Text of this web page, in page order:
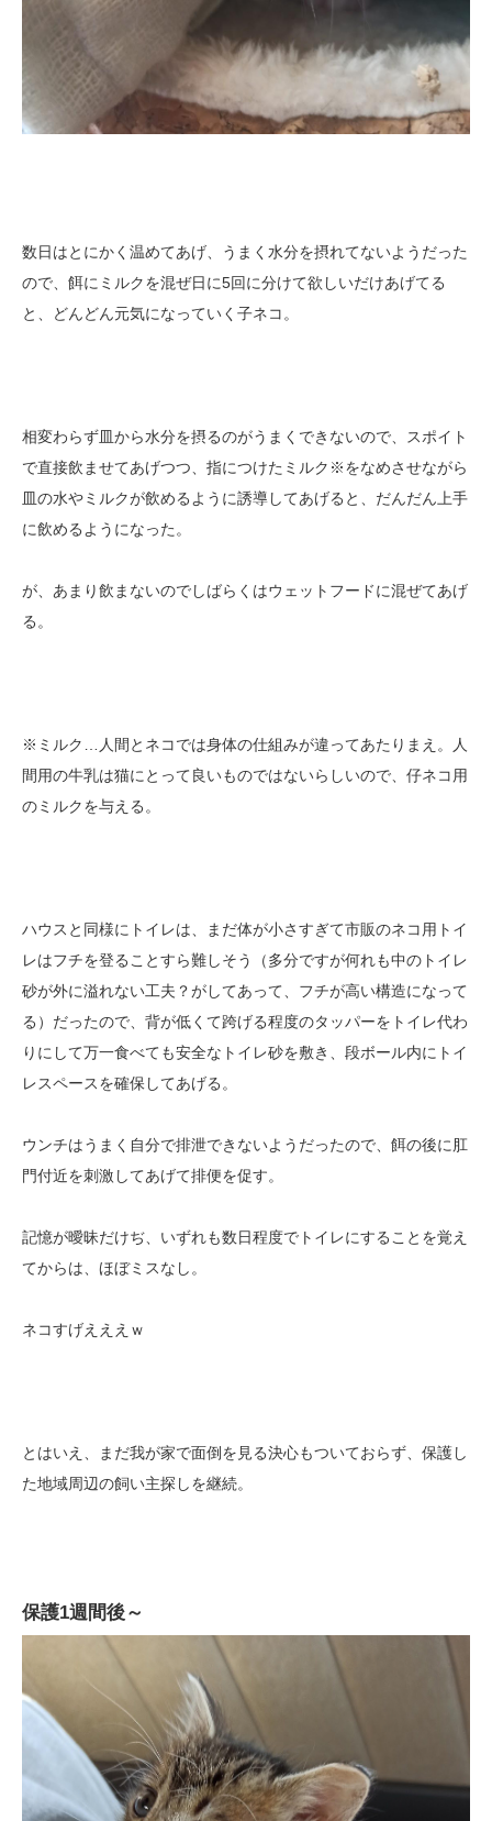
数日はとにかく温めてあげ、うまく水分を摂れてないようだった
ので、餌にミルクを混ぜ日に5回に分けて欲しいだけあげてる
と、どんどん元気になっていく子ネコ。
相変わらず皿から水分を摂るのがうまくできないので、スポイト
で直接飲ませてあげつつ、指につけたミルク※をなめさせながら
皿の水やミルクが飲めるように誘導してあげると、だんだん上手
に飲めるようになった。
が、あまり飲まないのでしばらくはウェットフードに混ぜてあげ
る。
※ミルク…人間とネコでは身体の仕組みが違ってあたりまえ。人
間用の牛乳は猫にとって良いものではないらしいので、仔ネコ用
のミルクを与える。
ハウスと同様にトイレは、まだ体が小さすぎて市販のネコ用トイ
レはフチを登ることすら難しそう（多分ですが何れも中のトイレ
砂が外に溢れない工夫？がしてあって、フチが高い構造になって
る）だったので、背が低くて跨げる程度のタッパーをトイレ代わ
りにして万一食べても安全なトイレ砂を敷き、段ボール内にトイ
レスペースを確保してあげる。
ウンチはうまく自分で排泄できないようだったので、餌の後に肛
門付近を刺激してあげて排便を促す。
記憶が曖昧だけぢ、いずれも数日程度でトイレにすることを覚え
てからは、ほぼミスなし。
ネコすげえええｗ
とはいえ、まだ我が家で面倒を見る決心もついておらず、保護し
た地域周辺の飼い主探しを継続。
保護1週間後～